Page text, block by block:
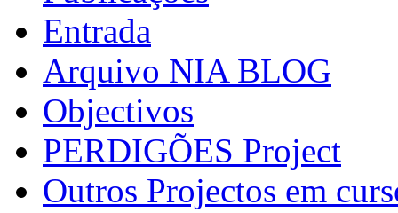
Entrada
Arquivo NIA BLOG
Objectivos
PERDIGÕES Project
Outros Projectos em